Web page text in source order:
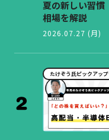
夏の新しい習慣
相場を解説
2026.07.27 (月)
たけぞう氏ピックアッ